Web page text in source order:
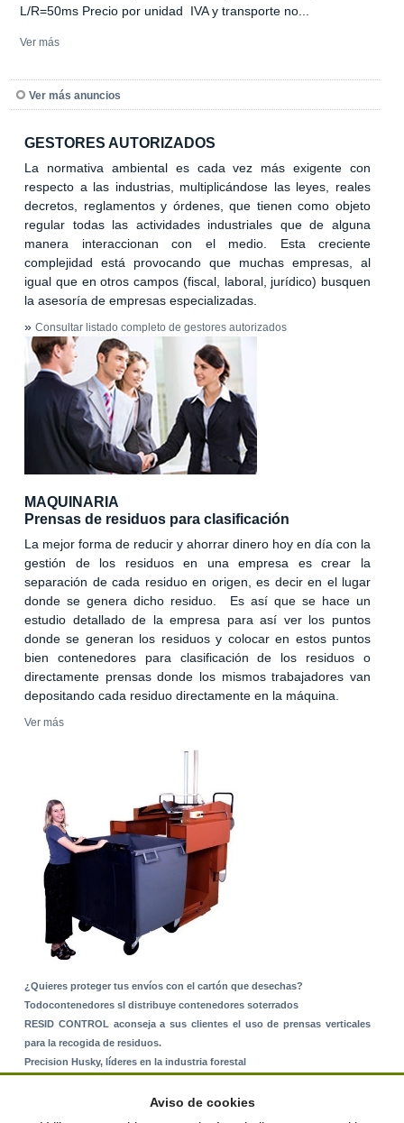
L/R=50ms Precio por unidad IVA y transporte no...
Ver más
Ver más anuncios
GESTORES AUTORIZADOS
La normativa ambiental es cada vez más exigente con
respecto a las industrias, multiplicándose las leyes, reales
decretos, reglamentos y órdenes, que tienen como objeto
regular todas las actividades industriales que de alguna
manera interaccionan con el medio. Esta creciente
complejidad está provocando que muchas empresas, al
igual que en otros campos (fiscal, laboral, jurídico) busquen
la asesoría de empresas especializadas.
» Consultar listado completo de gestores autorizados
MAQUINARIA
Prensas de residuos para clasificación
La mejor forma de reducir y ahorrar dinero hoy en día con la
gestión de los residuos en una empresa es crear la
separación de cada residuo en origen, es decir en el lugar
donde se genera dicho residuo. Es así que se hace un
estudio detallado de la empresa para así ver los puntos
donde se generan los residuos y colocar en estos puntos
bien contenedores para clasificación de los residuos o
directamente prensas donde los mismos trabajadores van
depositando cada residuo directamente en la máquina.
Ver más
¿Quieres proteger tus envíos con el cartón que desechas?
Todocontenedores sl distribuye contenedores soterrados
RESID CONTROL aconseja a sus clientes el uso de prensas verticales
para la recogida de residuos.
Precision Husky, líderes en la industria forestal
Aviso de cookies